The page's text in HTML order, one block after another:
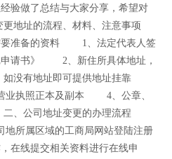
验做了总结与大家分享，希望对
址的流程、材料、注意事项
准备的资料 1、法定代表人签
申请书》 2、新住所具体地址，
如没有地址即可提供地址挂靠
业执照正本及副本 4、公章、
、公司地址变更的办理流程
地所属区域的工商局网站登陆注册
在线提交相关资料进行在线申